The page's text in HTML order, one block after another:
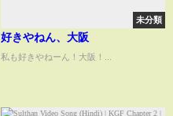
未分類
好きやねん、大阪
私も好きやねーん！大阪！...